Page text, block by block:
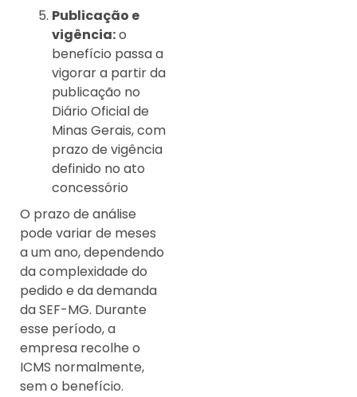
Publicação e
vigência:o
benefício passa a
vigorar a partir da
publicação no
Diário Oficial de
Minas Gerais, com
prazo de vigência
definido no ato
concessório
O prazo de análise
pode variar de meses
a um ano, dependendo
da complexidade do
pedido e da demanda
da SEF-MG. Durante
esse período, a
empresa recolhe o
ICMS normalmente,
sem o benefício.